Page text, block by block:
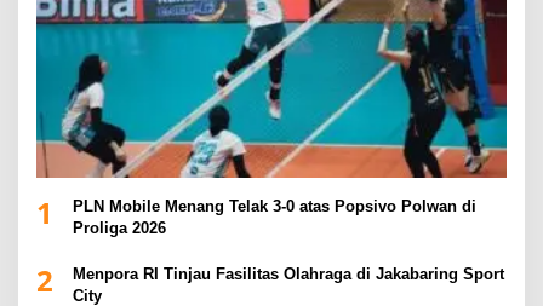
1
PLN Mobile Menang Telak 3-0 atas Popsivo Polwan di
Proliga 2026
2
Menpora RI Tinjau Fasilitas Olahraga di Jakabaring Sport
City